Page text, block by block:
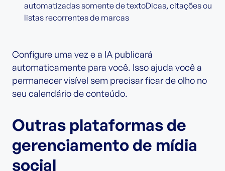
automatizadas somente de textoDicas, citações ou
listas recorrentes de marcas
Configure uma vez e a IA publicará
automaticamente para você. Isso ajuda você a
permanecer visível sem precisar ficar de olho no
seu calendário de conteúdo.
Outras plataformas de
gerenciamento de mídia
social